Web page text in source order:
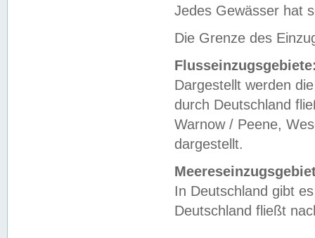
Jedes Gewässer hat
Die Grenze des
Dargestellt werden
durch Deutschland
Warnow / Peene,
dargestellt.
In Deutschland gibt
Deutschland fließt